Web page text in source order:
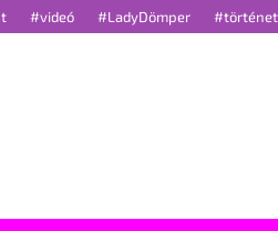
#videó #LadyDömper